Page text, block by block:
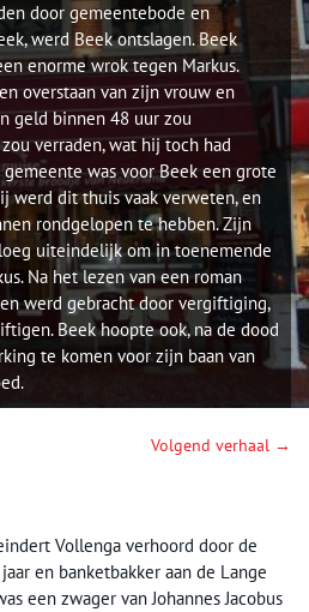
door gemeentebode en
werd Beek ontslagen. Beek
enorme wrok tegen Markus.
overstaan van zijn vrouw en
geld binnen 48 uur zou
verraden, wat hij toch had
was voor Beek een grote
werd dit thuis vaak verweten, en
rondgelopen te hebben. Zijn
uiteindelijk om in toenemende
Na het lezen van een roman
werd gebracht door vergiftiging,
Beek hoopte ook, na de dood
te komen voor zijn baan van
Volgend verhaal →
Vollenga verhoord door de
en banketbakker aan de Lange
een zwager van Johannes Jacobus